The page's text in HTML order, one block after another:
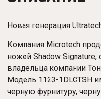
Новая генерация
Компания Microtech
ножей Shadow Signature,
владельца компании
Модель 1123-1DLCTSH
черную фурнитуру,